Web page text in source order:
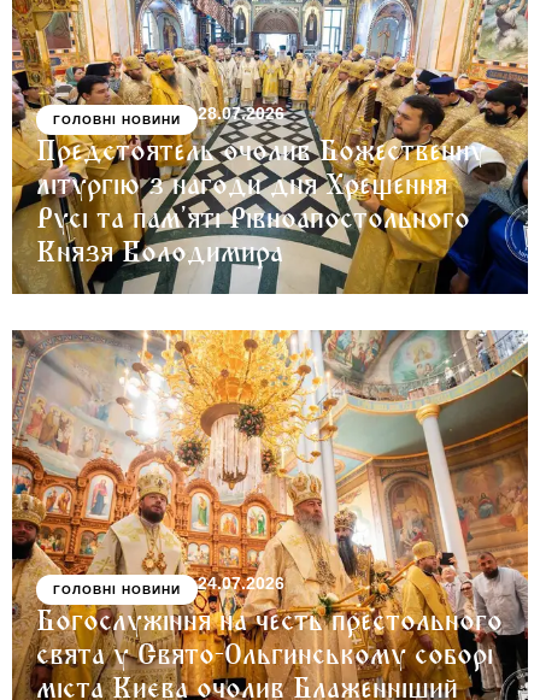
ГОЛОВНІ НОВИНИ 28.07.2026
Предстоятель очолив Божественну
літургію з нагоди дня Хрещення
Русі та пам’яті Рівноапостольного
Князя Володимира
ГОЛОВНІ НОВИНИ 24.07.2026
Богослужіння на честь престольного
свята у Свято-Ольгинському соборі
міста Києва очолив Блаженніший